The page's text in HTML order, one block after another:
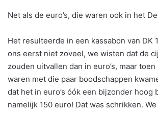
Net als de euro’s, die waren ook in het
Het resulteerde in een kassabon van DK
ons eerst niet zoveel, we wisten dat de
zouden uitvallen dan in euro’s, maar
waren met die paar boodschappen
dat het in euro’s óók een bijzonder hoog
namelijk 150 euro! Dat was schrikken.